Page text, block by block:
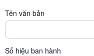
Tên văn bản
Số hiệu ban hành